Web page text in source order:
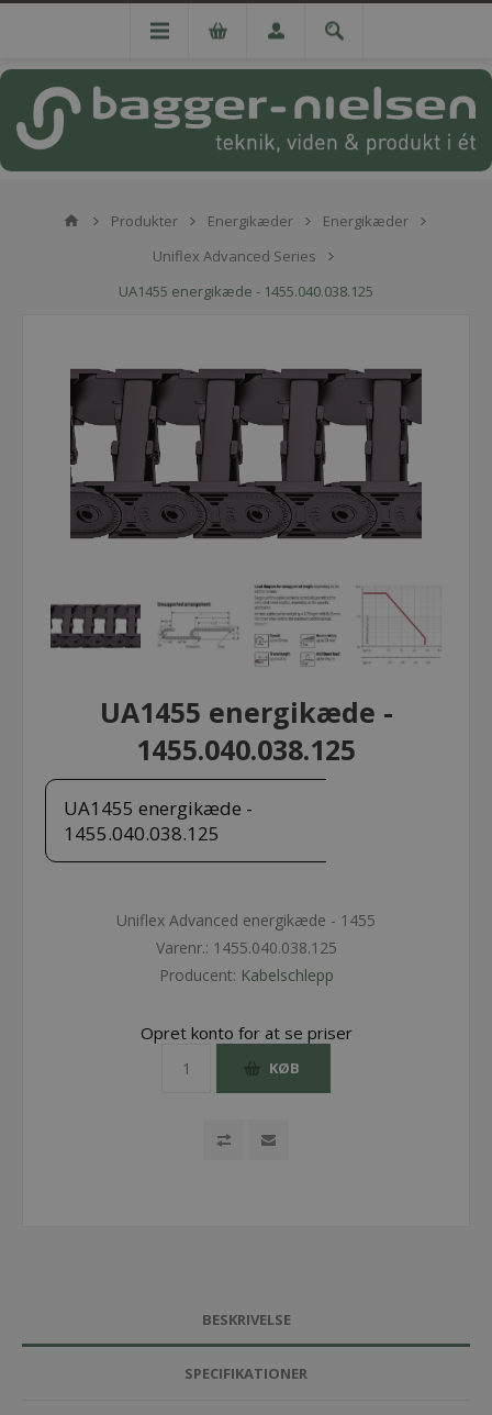
Produkter Energikæder
Energikæder
Uniflex Advanced Series
UA1455 energikæde - 1455.040.038.125
UA1455 energikæde -
1455.040.038.125
UA1455 energikæde -
1455.040.038.125
Uniflex Advanced energikæde - 1455
Varenr.: 1455.040.038.125
Producent: Kabelschlepp
Opret konto for at se priser
KØB
BESKRIVELSE
SPECIFIKATIONER